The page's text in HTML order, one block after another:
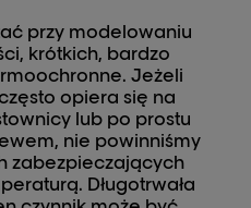
przy modelowaniu
krótkich, bardzo
Jeżeli
opiera się na
lub po prostu
nie powinniśmy
zabezpieczających
Długotrwała